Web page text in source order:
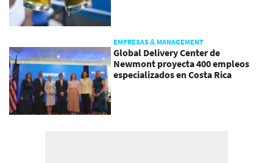
EMPRESAS & MANAGEMENT
Global Delivery Center de
Newmont proyecta 400 empleos
especializados en Costa Rica